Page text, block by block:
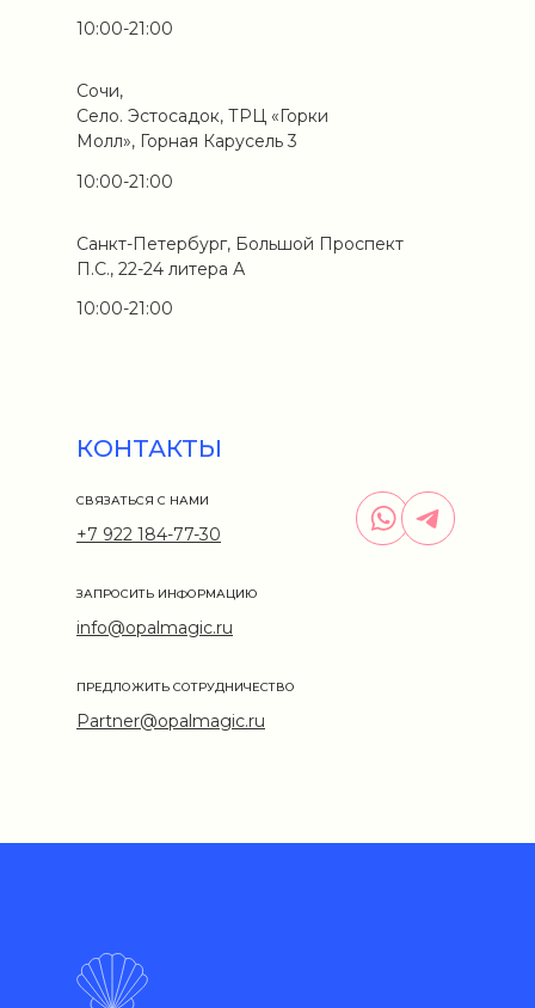
10:00-21:00
Санкт-Петербург, Большой Проспект
П.С., 22-24 литера А
10:00-21:00
Сочи,
Село. Эстосадок, ТРЦ «Горки
Молл», Горная Карусель 3
10:00-21:00
КОНТАКТЫ
info@opalmagic.ru
+7 922 184-77-30
СВЯЗАТЬСЯ С НАМИ
ЗАПРОСИТЬ ИНФОРМАЦИЮ
Partner@opalmagic.ru
ПРЕДЛОЖИТЬ СОТРУДНИЧЕСТВО